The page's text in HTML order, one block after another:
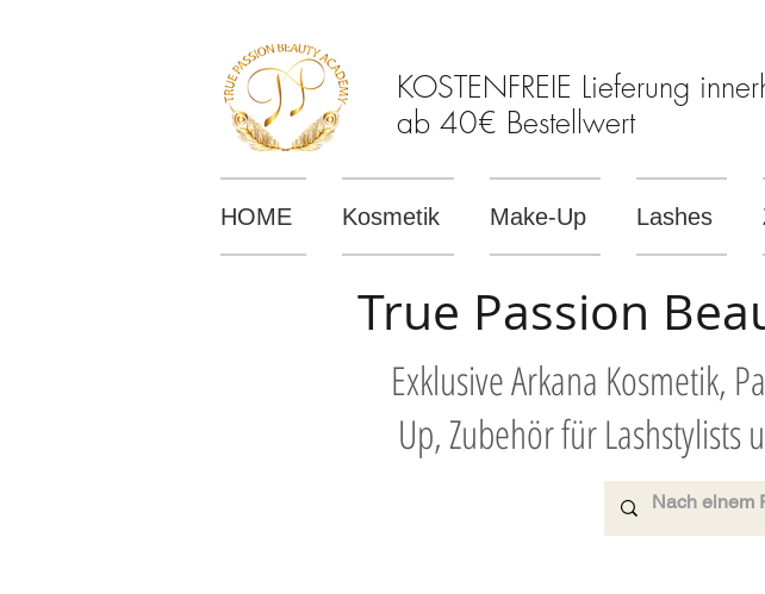
KOSTENFREIE Lieferung
ab 40€ Bestellwert
HOME Kosmetik Make-Up Lashes
True Passion
Exklusive Arkana Kosmetik,
Up, Zubehör für Lashstylists